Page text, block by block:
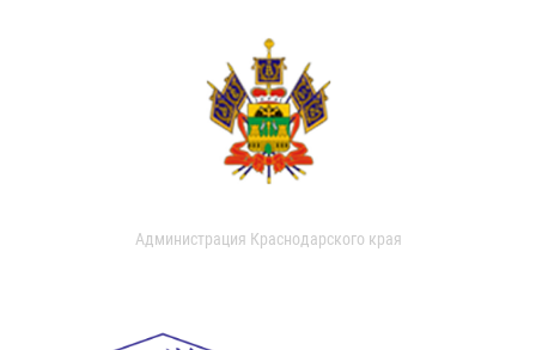
Администрация Краснодарского края